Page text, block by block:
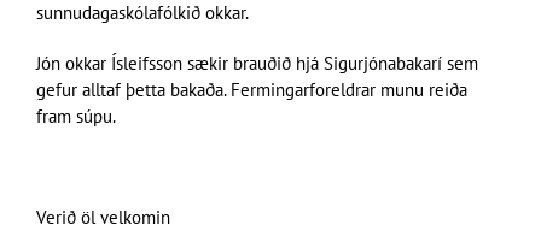
sunnudagaskólafólkið okkar.
Jón okkar Ísleifsson sækir brauðið hjá Sigurjónabakarí sem
gefur alltaf þetta bakaða. Fermingarforeldrar munu reiða
fram súpu.
Verið öl velkomin